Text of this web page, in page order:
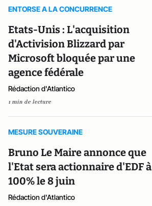
ENTORSE A LA CONCURRENCE
Etats-Unis : L'acquisition
d'Activision Blizzard par
Microsoft bloquée par une
agence fédérale
Rédaction d'Atlantico
1 min de lecture
MESURE SOUVERAINE
Bruno Le Maire annonce que
l'Etat sera actionnaire d'EDF à
100% le 8 juin
Rédaction d'Atlantico